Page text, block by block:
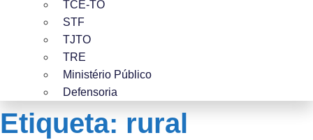
TCE-TO
STF
TJTO
TRE
Ministério Público
Defensoria
Etiqueta: rural